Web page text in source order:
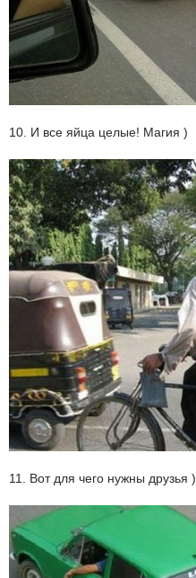
10. И все яйца целые! Магия )
11. Вот для чего нужны друзья )